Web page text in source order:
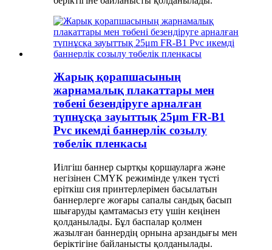
Жарық қорапшасының
жарнамалық плакаттары мен
төбені безендіруге арналған
түпнұсқа зауыттық 25μm FR-B1
Pvc икемді баннерлік созылу
төбелік пленкасы
Иілгіш баннер сыртқы қоршауларға және
негізінен CMYK режимінде үлкен түсті
еріткіш сия принтерлерімен басылатын
баннерлерге жоғары сапалы сандық басып
шығаруды қамтамасыз ету үшін кеңінен
қолданылады. Бұл баспалар қолмен
жазылған баннердің орнына арзандығы мен
беріктігіне байланысты қолданылады.